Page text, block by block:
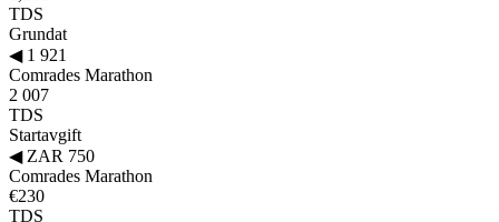
TDS
Grundat
◀1 921
Comrades Marathon
2 007
TDS
Startavgift
◀ZAR 750
Comrades Marathon
€230
TDS